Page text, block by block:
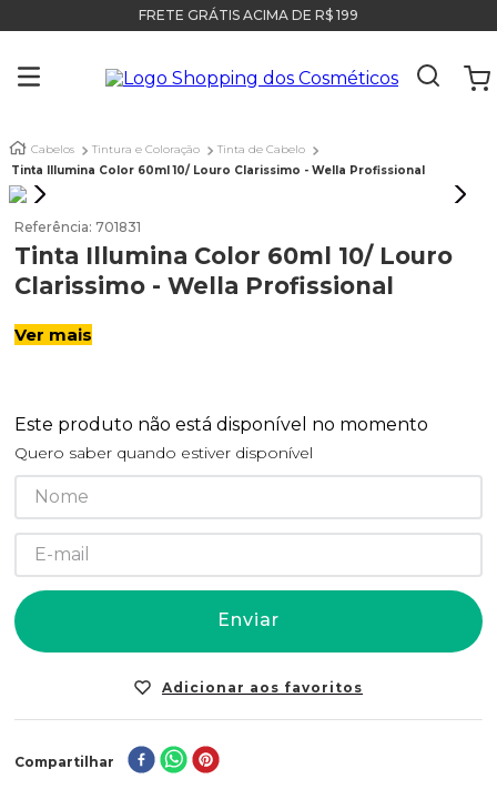
FRETE GRÁTIS ACIMA DE R$ 199
Cabelos Tintura e Coloração
Tinta de Cabelo
Tinta Illumina Color 60ml 10/ Louro Clarissimo - Wella Profissional
Referência: 701831
Tinta Illumina Color 60ml 10/ Louro
Clarissimo - Wella Profissional
Ver mais
Este produto não está disponível no momento
Quero saber quando estiver disponível
Enviar
Compartilhar